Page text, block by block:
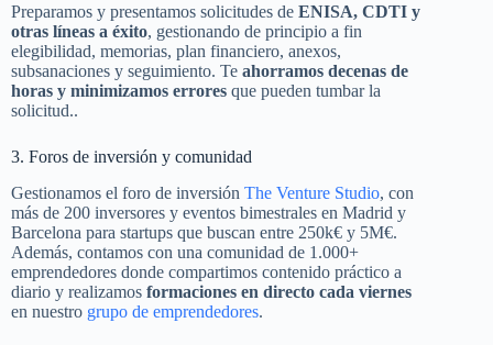
Preparamos y presentamos solicitudes de ENISA, CDTI y
otras líneas a éxito, gestionando de principio a fin
elegibilidad, memorias, plan financiero, anexos,
subsanaciones y seguimiento. Te ahorramos decenas de
horas y minimizamos errores que pueden tumbar la
solicitud..
3. Foros de inversión y comunidad
Gestionamos el foro de inversión The Venture Studio, con
más de 200 inversores y eventos bimestrales en Madrid y
Barcelona para startups que buscan entre 250k€ y 5M€.
Además, contamos con una comunidad de 1.000+
emprendedores donde compartimos contenido práctico a
diario y realizamos formaciones en directo cada viernes
en nuestro grupo de emprendedores.